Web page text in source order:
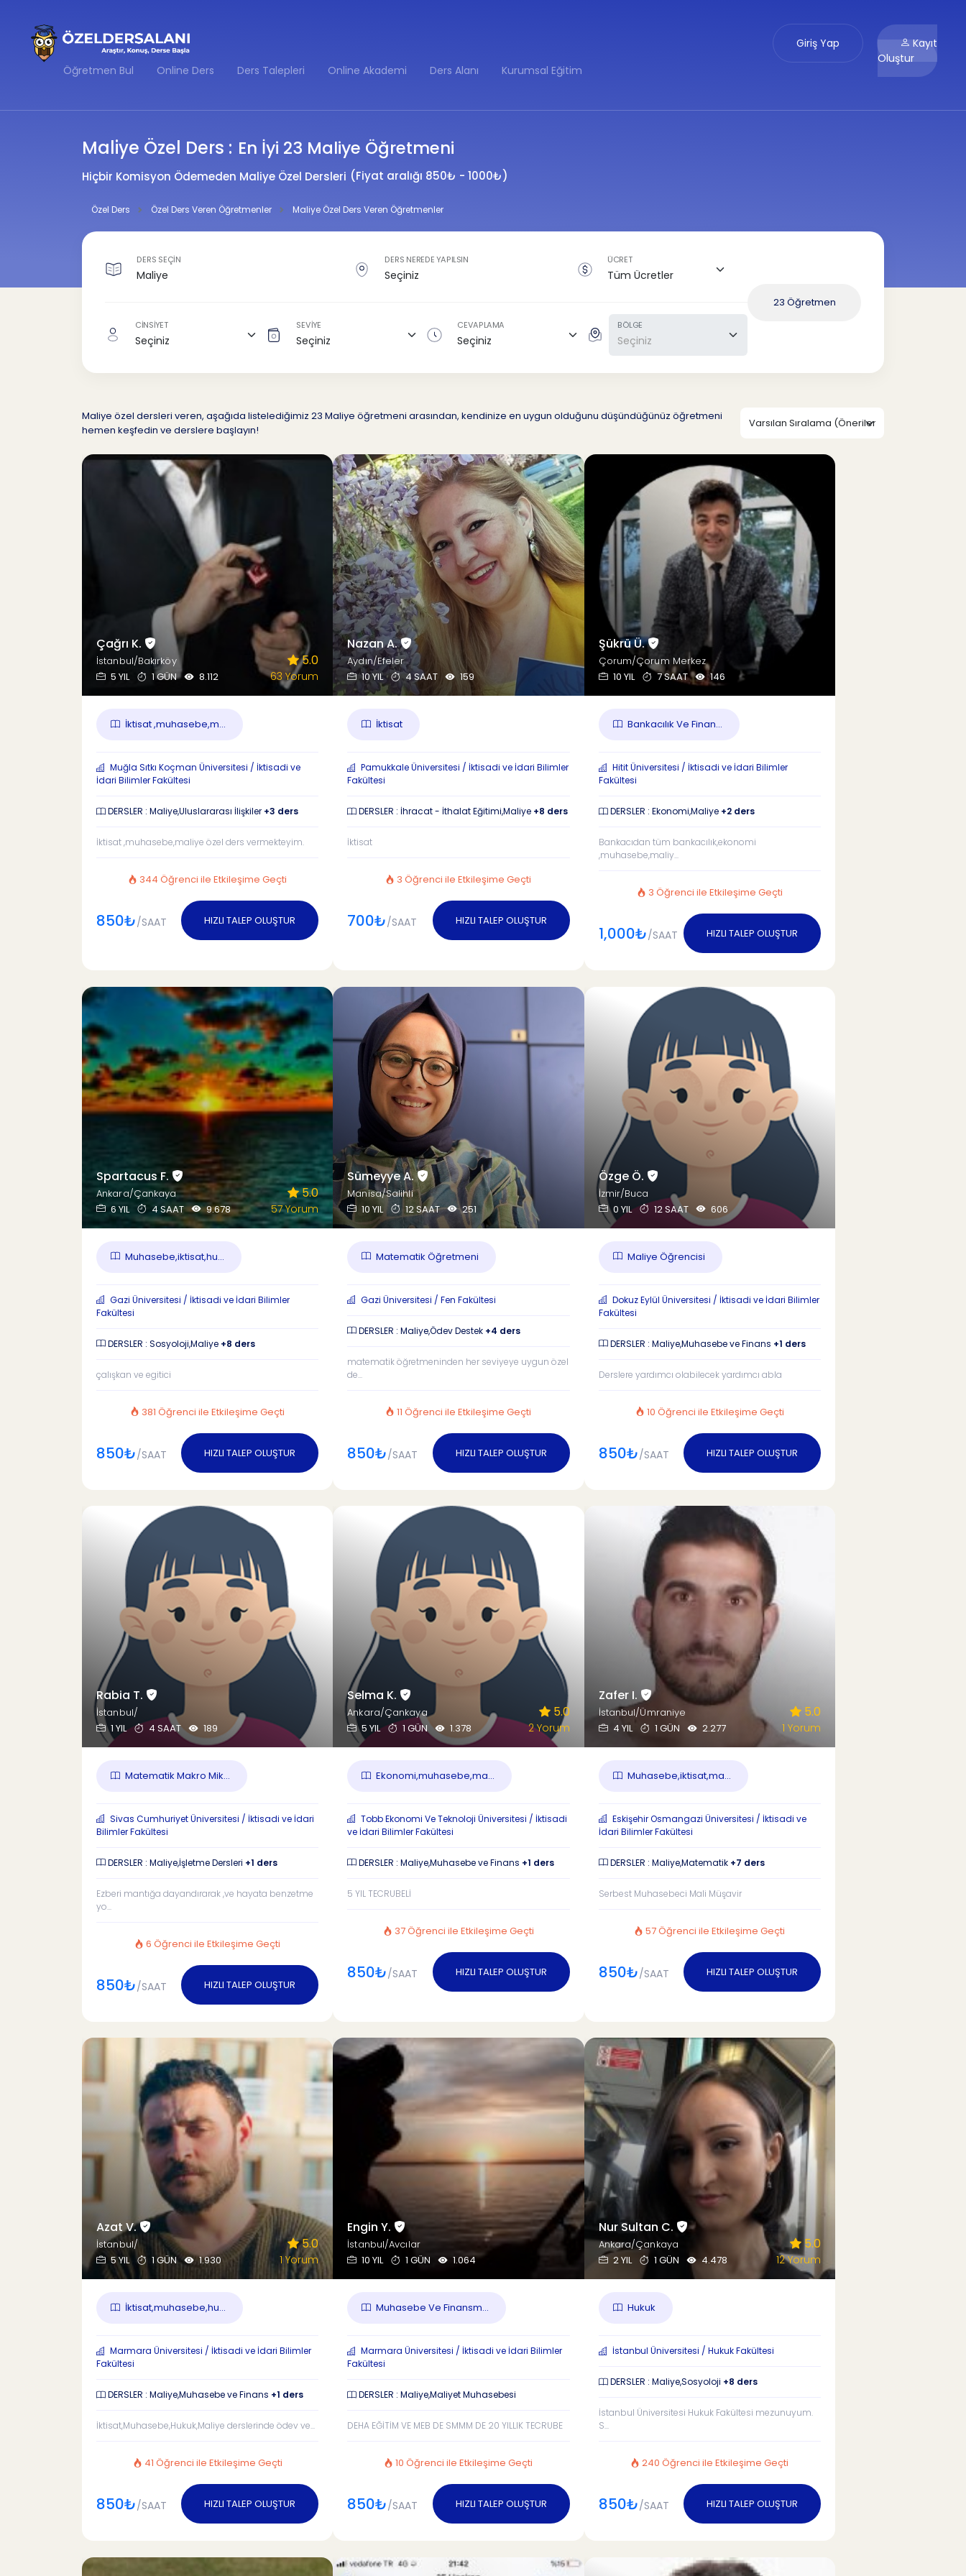
Öğretmen Bul Online Ders Ders Talepleri Online Akademi Ders Alanı Kurumsal Eğitim
Giriş Yap
Kayıt
Oluştur
Maliye Özel Ders : En İyi 23 Maliye Öğretmeni
Hiçbir Komisyon Ödemeden Maliye Özel Dersleri (Fiyat aralığı 850₺ - 1000₺)
Özel Ders Özel Ders Veren Öğretmenler Maliye Özel Ders Veren Öğretmenler
DERS SEÇİN DERS NEREDE YAPILSIN ÜCRET
CİNSİYET SEVİYE CEVAPLAMA BÖLGE
23 Öğretmen
Maliye özel dersleri veren, aşağıda listelediğimiz 23 Maliye öğretmeni arasından, kendinize en uygun olduğunu düşündüğünüz öğretmeni
hemen keşfedin ve derslere başlayın!
Çağrı K.
İstanbul/Bakırköy
5 YIL
1 GÜN 8.112
5.0
63 Yorum
İktisat ,muhasebe,m...
Muğla Sıtkı Koçman Üniversitesi / İktisadi ve
İdari Bilimler Fakültesi
DERSLER : Maliye,Uluslararası İlişkiler +3 ders
İktisat ,muhasebe,maliye özel ders vermekteyim.
344 Öğrenci ile Etkileşime Geçti
850₺/SAAT HIZLI TALEP OLUŞTUR
Nazan A.
Aydın/Efeler
10 YIL
4 SAAT 159
İktisat
Pamukkale Üniversitesi / İktisadi ve İdari Bilimler
Fakültesi
DERSLER : İhracat - İthalat Eğitimi,Maliye +8 ders
İktisat
3 Öğrenci ile Etkileşime Geçti
700₺/SAAT HIZLI TALEP OLUŞTUR
Şükrü Ü.
Çorum/Çorum Merkez
10 YIL
7 SAAT 146
Bankacılık Ve Finan...
Hitit Üniversitesi / İktisadi ve İdari Bilimler
Fakültesi
DERSLER : Ekonomi,Maliye +2 ders
Bankacıdan tüm bankacılık,ekonomi
,muhasebe,maliy...
3 Öğrenci ile Etkileşime Geçti
1,000₺/SAAT HIZLI TALEP OLUŞTUR
Spartacus F.
Ankara/Çankaya
6 YIL
4 SAAT 9.678
5.0
57 Yorum
Muhasebe,iktisat,hu...
Gazi Üniversitesi / İktisadi ve İdari Bilimler
Fakültesi
DERSLER : Sosyoloji,Maliye +8 ders
çalışkan ve egitici
381 Öğrenci ile Etkileşime Geçti
850₺/SAAT HIZLI TALEP OLUŞTUR
Sümeyye A.
Manisa/Salihli
10 YIL
12 SAAT 251
Matematik Öğretmeni
Gazi Üniversitesi / Fen Fakültesi
DERSLER : Maliye,Ödev Destek +4 ders
matematik öğretmeninden her seviyeye uygun özel
de...
11 Öğrenci ile Etkileşime Geçti
850₺/SAAT HIZLI TALEP OLUŞTUR
Özge Ö.
İzmir/Buca
0 YIL
12 SAAT 606
Maliye Öğrencisi
Dokuz Eylül Üniversitesi / İktisadi ve İdari Bilimler
Fakültesi
DERSLER : Maliye,Muhasebe ve Finans +1 ders
Derslere yardımcı olabilecek yardımcı abla
10 Öğrenci ile Etkileşime Geçti
850₺/SAAT HIZLI TALEP OLUŞTUR
Rabia T.
İstanbul/
1 YIL
4 SAAT 189
Matematik Makro Mik...
Sivas Cumhuriyet Üniversitesi / İktisadi ve İdari
Bilimler Fakültesi
DERSLER : Maliye,İşletme Dersleri +1 ders
Ezberi mantığa dayandırarak ,ve hayata benzetme
yo...
6 Öğrenci ile Etkileşime Geçti
850₺/SAAT HIZLI TALEP OLUŞTUR
Selma K.
Ankara/Çankaya
5 YIL
1 GÜN 1.378
5.0
2 Yorum
Ekonomi,muhasebe,ma...
Tobb Ekonomi Ve Teknoloji Üniversitesi / İktisadi
ve İdari Bilimler Fakültesi
DERSLER : Maliye,Muhasebe ve Finans +1 ders
5 YIL TECRUBELİ
37 Öğrenci ile Etkileşime Geçti
850₺/SAAT HIZLI TALEP OLUŞTUR
Zafer I.
İstanbul/Ümraniye
4 YIL
1 GÜN 2.277
5.0
1 Yorum
Muhasebe,iktisat,ma...
Eskişehir Osmangazi Üniversitesi / İktisadi ve
İdari Bilimler Fakültesi
DERSLER : Maliye,Matematik +7 ders
Serbest Muhasebeci Mali Müşavir
57 Öğrenci ile Etkileşime Geçti
850₺/SAAT HIZLI TALEP OLUŞTUR
Azat V.
İstanbul/
5 YIL
1 GÜN 1.930
5.0
1 Yorum
İktisat,muhasebe,hu...
Marmara Üniversitesi / İktisadi ve İdari Bilimler
Fakültesi
DERSLER : Maliye,Muhasebe ve Finans +1 ders
İktisat,Muhasebe,Hukuk,Maliye derslerinde ödev ve...
41 Öğrenci ile Etkileşime Geçti
850₺/SAAT HIZLI TALEP OLUŞTUR
Engin Y.
İstanbul/Avcılar
10 YIL
1 GÜN 1.064
Muhasebe Ve Finansm...
Marmara Üniversitesi / İktisadi ve İdari Bilimler
Fakültesi
DERSLER : Maliye,Maliyet Muhasebesi
DEHA EĞİTİM VE MEB DE SMMM DE 20 YILLIK TECRUBE
10 Öğrenci ile Etkileşime Geçti
850₺/SAAT HIZLI TALEP OLUŞTUR
Nur Sultan C.
Ankara/Çankaya
2 YIL
1 GÜN 4.478
5.0
12 Yorum
Hukuk
İstanbul Üniversitesi / Hukuk Fakültesi
DERSLER : Maliye,Sosyoloji +8 ders
İstanbul Üniversitesi Hukuk Fakültesi mezunuyum.
S...
240 Öğrenci ile Etkileşime Geçti
850₺/SAAT HIZLI TALEP OLUŞTUR